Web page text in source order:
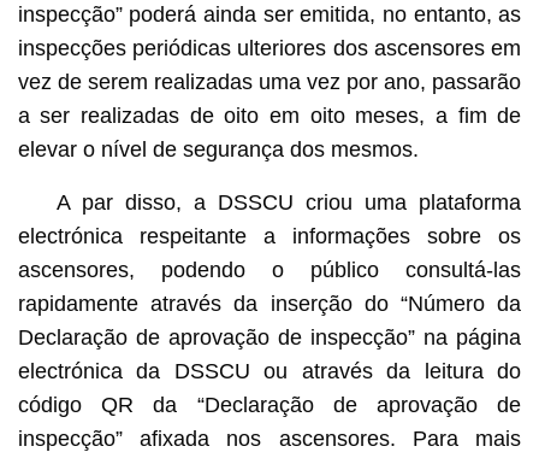
inspecção” poderá ainda ser emitida, no entanto, as
inspecções periódicas ulteriores dos ascensores em
vez de serem realizadas uma vez por ano, passarão
a ser realizadas de oito em oito meses, a fim de
elevar o nível de segurança dos mesmos.
A par disso, a DSSCU criou uma plataforma
electrónica respeitante a informações sobre os
ascensores, podendo o público consultá-las
rapidamente através da inserção do “Número da
Declaração de aprovação de inspecção” na página
electrónica da DSSCU ou através da leitura do
código QR da “Declaração de aprovação de
inspecção” afixada nos ascensores. Para mais